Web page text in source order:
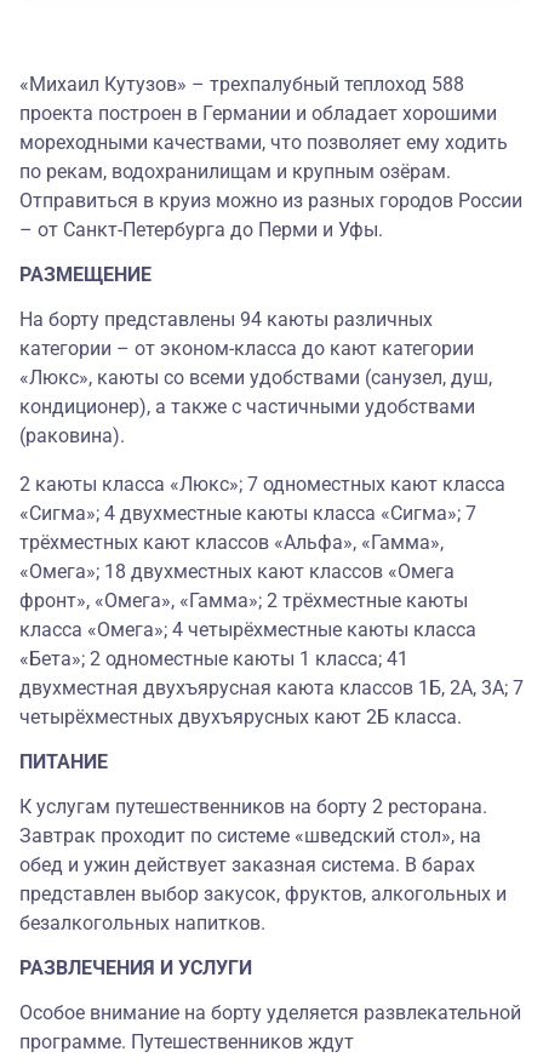
«Михаил Кутузов» – трехпалубный теплоход 588
проекта построен в Германии и обладает хорошими
мореходными качествами, что позволяет ему ходить
по рекам, водохранилищам и крупным озёрам.
Отправиться в круиз можно из разных городов России
– от Санкт-Петербурга до Перми и Уфы.
РАЗМЕЩЕНИЕ
На борту представлены 94 каюты различных
категории – от эконом-класса до кают категории
«Люкс», каюты со всеми удобствами (санузел, душ,
кондиционер), а также с частичными удобствами
(раковина).
2 каюты класса «Люкс»; 7 одноместных кают класса
«Сигма»; 4 двухместные каюты класса «Сигма»; 7
трёхместных кают классов «Альфа», «Гамма»,
«Омега»; 18 двухместных кают классов «Омега
фронт», «Омега», «Гамма»; 2 трёхместные каюты
класса «Омега»; 4 четырёхместные каюты класса
«Бета»; 2 одноместные каюты 1 класса; 41
двухместная двухъярусная каюта классов 1Б, 2А, 3А; 7
четырёхместных двухъярусных кают 2Б класса.
ПИТАНИЕ
К услугам путешественников на борту 2 ресторана.
Завтрак проходит по системе «шведский стол», на
обед и ужин действует заказная система. В барах
представлен выбор закусок, фруктов, алкогольных и
безалкогольных напитков.
РАЗВЛЕЧЕНИЯ И УСЛУГИ
Особое внимание на борту уделяется развлекательной
программе. Путешественников ждут